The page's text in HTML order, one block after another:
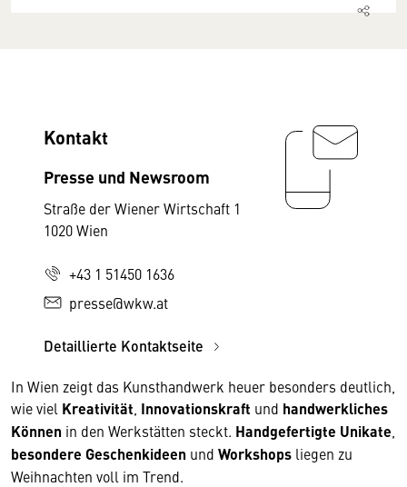
Kontakt
Presse und Newsroom
Straße der Wiener Wirtschaft 1
1020 Wien
+43 1 51450 1636
presse@wkw.at
Detaillierte Kontaktseite
In Wien zeigt das Kunsthandwerk heuer besonders deutlich,
wie viel Kreativität Innovationskraft und handwerkliches
Können in den Werkstätten steckt. Handgefertigte Unikate
besondere Geschenkideen und Workshops liegen zu
Weihnachten voll im Trend.